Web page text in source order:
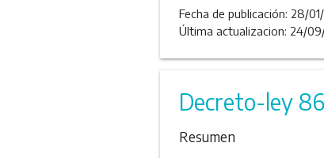
Fecha de publicación: 28/
Última actualizacion: 24/
Decreto-ley
Resumen